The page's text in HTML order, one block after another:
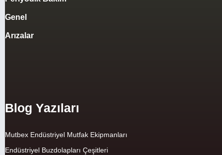
Genel
Arızalar
Blog Yazıları
Mutbex Endüstriyel Mutfak Ekipmanları
Endüstriyel Buzdolapları Çeşitleri